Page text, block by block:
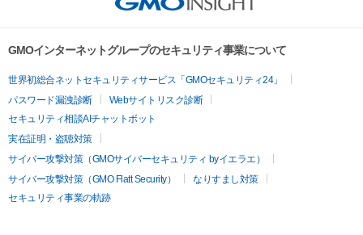
GMOインターネットグループのセキュリティ事業について
世界初総合ネットセキュリティサービス「GMOセキュリティ24」
パスワード漏洩診断
Webサイトリスク診断
セキュリティ相談AIチャットボット
実在証明・盗聴対策
サイバー攻撃対策（GMOサイバーセキュリティ byイエラエ）
サイバー攻撃対策（GMO Flatt Security）
なりすまし対策
セキュリティ事業の軌跡